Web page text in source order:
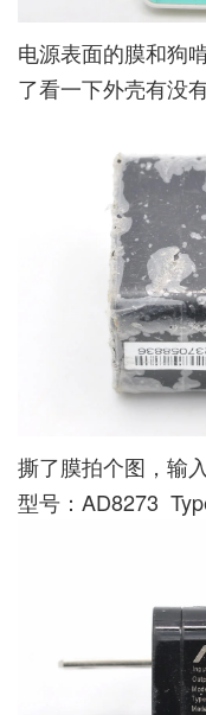
电源表面的膜和狗
了看一下外壳有没
撕了膜拍个图，输
型号：AD8273